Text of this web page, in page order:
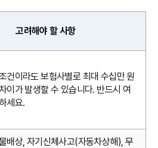
고려해야 할 사항
건이라도 보험사별로 최대 수십만 원
이가 발생할 수 있습니다. 반드시 여
세요.
배상, 자기신체사고(자동차상해), 무